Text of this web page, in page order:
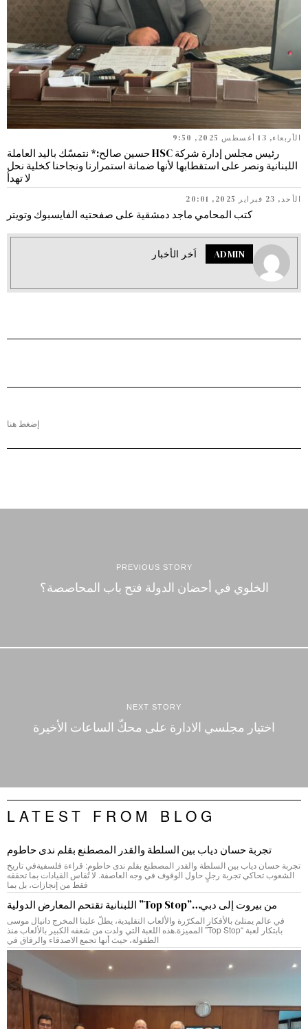
الأربعاء, 13 أغسطس 2025, 9:50
رئيس مجلس إدارة شركة HSC حسين صالح:* نتمسّك باليد العاملة
اللبنانية ونصر على استقطابها لأنها ضمانة استمرارنا ونجاحنا كخلية نحل
لا تهدأ
الأحد, 23 فبراير 2025, 20:01
كتب المحامي ماجد دمشقية على صفحتيه الفايسبوك وتويتر
ADMIN اَخر الأخبار
إضغط هنا
PREVIOUS STORY
الخلوي في أحضان الدولة فتح باب المحاصصة؟
NEXT STORY
اختيار مجلسي الادارة على محكّ الساعات الأخيرة
LATEST FROM BLOG
تجربة حسان دياب بين السلطة والقدر المصطنع بقلم ندى حاطوم
تجربة حسان دياب بين السلطة والقدر المصطنع بقلم ندى حاطوم: قراءة فلسفيةفي تاريخ
الشعوب تحاكي تجربة رجلٍ حاول الوقوف في وجه العاصفة. لا تُقاس القيادات بما تحققه
فقط من إنجازات، بل بما
من بيروت إلى دبي…”Top Stop” اللبنانية تقتحم المعارض الدولية
في عالم يمتلئ بالأفكار المكرّرة والألعاب التقليدية، يطلّ علينا المخرج دانيال موسى
بابتكار لعبة “Top Stop” المميزة.هذه اللعبة التي ولدت من شغفه الكبير بالألعاب منذ
الطفولة، حيث أنها تجمع الاصدقاء والرفاق في